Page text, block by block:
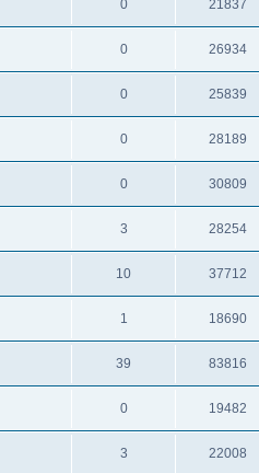
0 21837
0 26934
0 25839
0 28189
0 30809
3 28254
10 37712
1 18690
39 83816
0 19482
3 22008